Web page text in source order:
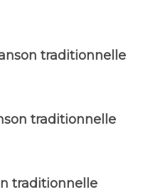
traditionnelle
traditionnelle
traditionnelle